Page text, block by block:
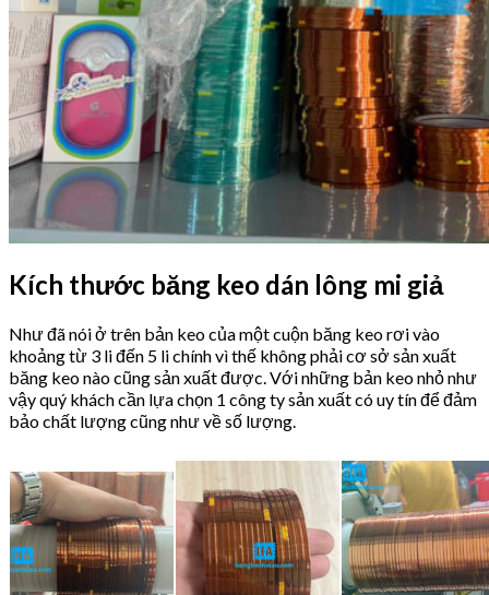
Kích thước băng keo dán lông mi giả
Như đã nói ở trên bản keo của một cuộn băng keo rơi vào
khoảng từ 3 li đến 5 li chính vì thế không phải cơ sở sản xuất
băng keo nào cũng sản xuất được. Với những bản keo nhỏ như
vậy quý khách cần lựa chọn 1 công ty sản xuất có uy tín để đảm
bảo chất lượng cũng như về số lượng.